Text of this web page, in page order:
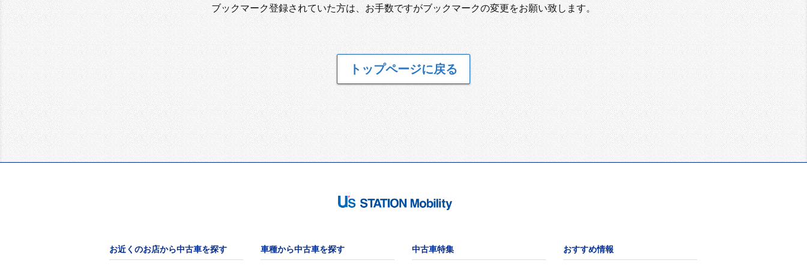
ブックマーク登録されていた方は、お手数ですがブックマークの変更をお願い致します。
トップページに戻る
お近くのお店から中古車を探す 車種から中古車を探す 中古車特集 おすすめ情報